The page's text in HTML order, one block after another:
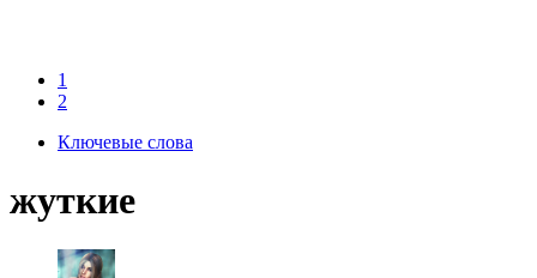
1
2
Ключевые слова
жуткие